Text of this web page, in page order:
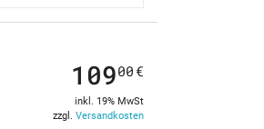
10900 €
inkl. 19% MwSt
zzgl. Versandkosten